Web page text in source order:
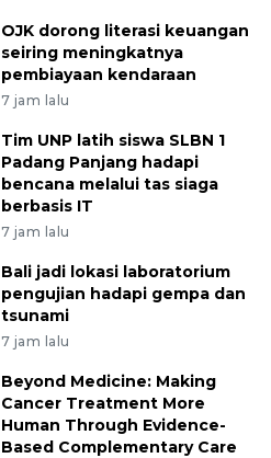
OJK dorong literasi keuangan
seiring meningkatnya
pembiayaan kendaraan
7 jam lalu
Tim UNP latih siswa SLBN 1
Padang Panjang hadapi
bencana melalui tas siaga
berbasis IT
7 jam lalu
Bali jadi lokasi laboratorium
pengujian hadapi gempa dan
tsunami
7 jam lalu
Beyond Medicine: Making
Cancer Treatment More
Human Through Evidence-
Based Complementary Care